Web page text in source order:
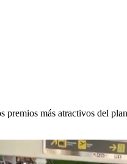
premios más atractivos del